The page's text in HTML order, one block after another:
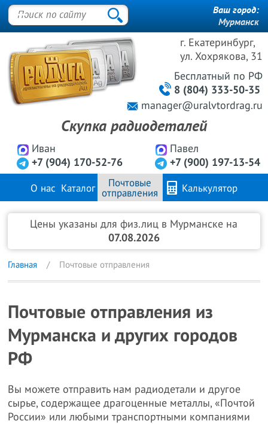
г. Екатеринбург,
ул. Хохрякова, 31
Иван
+7 (904) 170-52-76
Павел
+7 (900) 197-13-54
Бесплатный по РФ
8 (804) 333-50-35
manager@uralvtordrag.ru
Скупка радиодеталей
Ваш город:
Мурманск
О нас Каталог
Почтовые
отправления
Калькулятор
Продажа металлов Контакты
Цены указаны для физ.лиц в Мурманске на
07.08.2026
Главная Почтовые отправления
Почтовые отправления из
Мурманска и других городов
РФ
Вы можете отправить нам радиодетали и другое
сырье, содержащее драгоценные металлы, «Почтой
России» или любыми транспортными компаниями